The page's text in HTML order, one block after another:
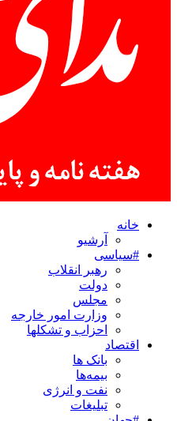
خانه
آرشیو
#سیاسی
رهبر انقلاب
دولت
مجلس
وزارت امور خارجه
احزاب و تشکلها
اقتصاد
بانک ها
بیمه‌ها
نفت و انرژی
تبلیغات